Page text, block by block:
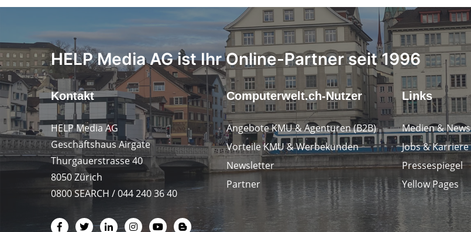
HELP Media AG ist Ihr Online-Partner seit 1996
Kontakt
HELP Media AG
Geschäftshaus Airgate
Thurgauerstrasse 40
8050 Zürich
0800 SEARCH / 044 240 36 40
Computerwelt.ch-Nutzer
Angebote KMU & Agenturen (B2B)
Vorteile KMU & Werbekunden
Newsletter
Partner
Links
Medien & News
Jobs & Karriere
Pressespiegel
Yellow Pages